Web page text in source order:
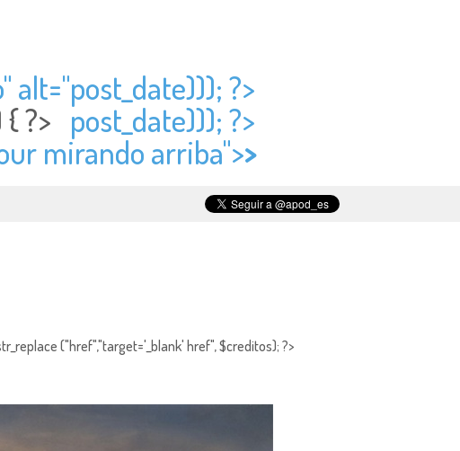
alt="post_date))); ?>
?> post_date))); ?>
mirando arriba">>
("href","target='_blank' href", $creditos); ?>